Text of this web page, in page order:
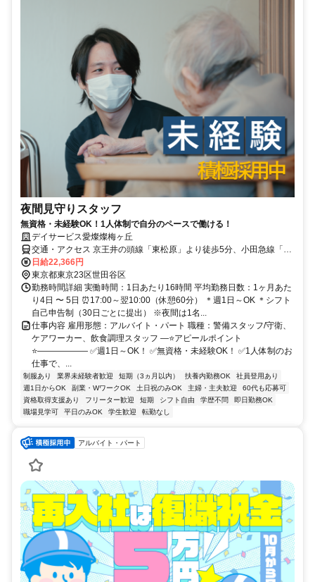
夜間見守りスタッフ
無資格・未経験OK！1人体制で自分のペースで働ける！
デイサービス愛燦燦梅ヶ丘
交通・アクセス 京王井の頭線「東松原」より徒歩5分、小田急線「梅
ヶ丘」北口より徒歩6分
日給22,366円
東京都東京23区世田谷区
勤務時間詳細 実働時間：1日あたり16時間 平均勤務日数：1ヶ月あた
り4日 〜 5日 ⏰17:00～翌10:00（休憩60分） ＊週1日～OK ＊シフト
自己申告制（30日ごとに提出） ※夜間は1名...
仕事内容 雇用形態：アルバイト・パート 職種：警備スタッフ/守衛、
ケアワーカー、飲食調理スタッフ ―⭐アピールポイント
⭐―――――― ✅週1日～OK！ ✅無資格・未経験OK！ ✅1人体制のお
仕事で、...
制服あり 業界未経験者歓迎 短期（3ヵ月以内） 扶養内勤務OK
社員登用あり
週1日からOK
副業・WワークOK 土日祝のみOK 主婦・主夫歓迎
60代も応募可
資格取得支援あり
フリーター歓迎 短期 シフト自由 学歴不問
即日勤務OK
職場見学可
平日のみOK 学生歓迎 転勤なし
アルバイト・パート